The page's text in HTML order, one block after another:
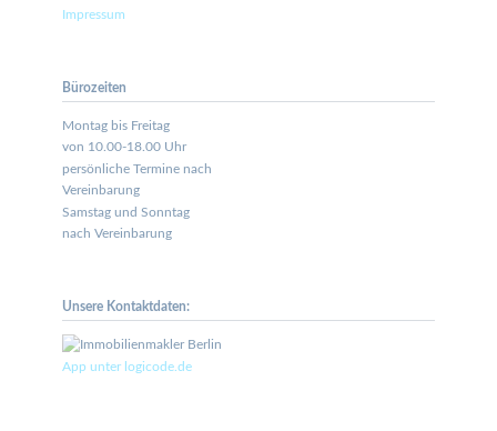
Impressum
Bürozeiten
Montag bis Freitag
von 10.00-18.00 Uhr
persönliche Termine nach
Vereinbarung
Samstag und Sonntag
nach Vereinbarung
Unsere Kontaktdaten:
App unter logicode.de